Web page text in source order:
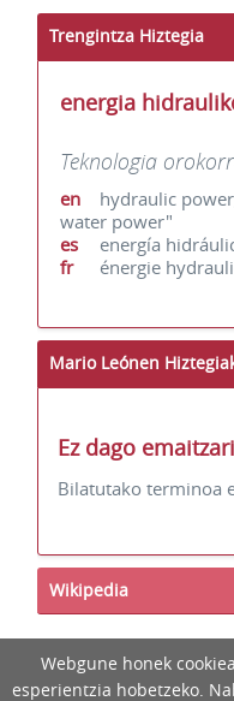
Trengintza Hiztegia
energia
Teknologia
en
hydraulic
water power"
es
energía
fr
énergie
Mario Leónen
Ez dago
Bilatutako terminoa
Wikipedia
Webgune honek
esperientzia hobetzeko.